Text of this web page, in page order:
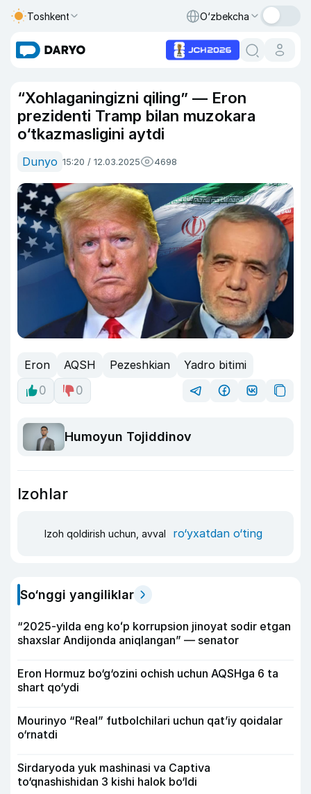
Toshkent O‘zbekcha
“Xohlaganingizni qiling” — Eron
prezidenti Tramp bilan muzokara
o‘tkazmasligini aytdi
Dunyo 15:20 / 12.03.2025 4698
Eron AQSH Pezeshkian
Yadro bitimi
0
0
Humoyun Tojiddinov
Izohlar
Izoh qoldirish uchun, avval ro‘yxatdan o‘ting
So‘nggi yangiliklar
“2025-yilda eng koʻp korrupsion jinoyat sodir etgan
shaxslar Andijonda aniqlangan” — senator
Eron Hormuz bo‘g‘ozini ochish uchun AQSHga 6 ta
shart qo‘ydi
Mourinyo “Real” futbolchilari uchun qat’iy qoidalar
o‘rnatdi
Sirdaryoda yuk mashinasi va Captiva
to‘qnashishidan 3 kishi halok bo‘ldi